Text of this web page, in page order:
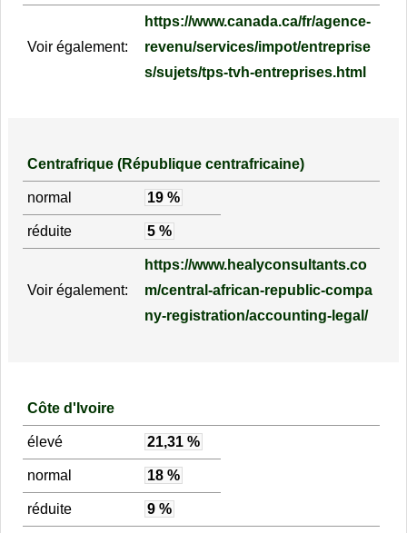
Voir également:
https://www.canada.ca/fr/agence-
revenu/services/impot/entreprise
s/sujets/tps-tvh-entreprises.html
Centrafrique (République centrafricaine)
normal 19 %
réduite 5 %
Voir également:
https://www.healyconsultants.co
m/central-african-republic-compa
ny-registration/accounting-legal/
Côte d'Ivoire
élevé 21,31 %
normal 18 %
réduite 9 %